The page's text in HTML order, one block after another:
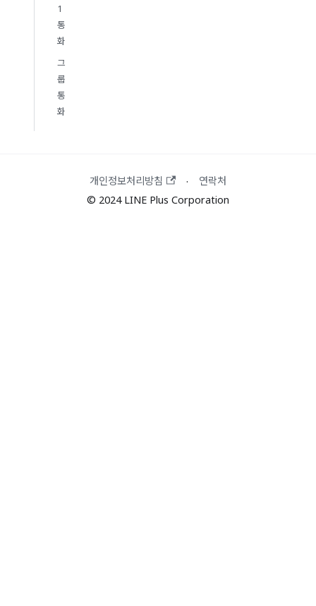
1
통
화
그
룹
통
화
개인정보처리방침 ·
연락처
© 2024 LINE Plus Corporation